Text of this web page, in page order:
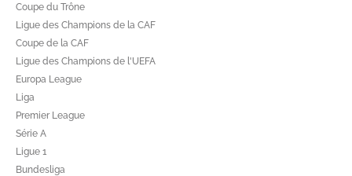
Coupe du Trône
Ligue des Champions de la CAF
Coupe de la CAF
Ligue des Champions de l'UEFA
Europa League
Liga
Premier League
Série A
Ligue 1
Bundesliga